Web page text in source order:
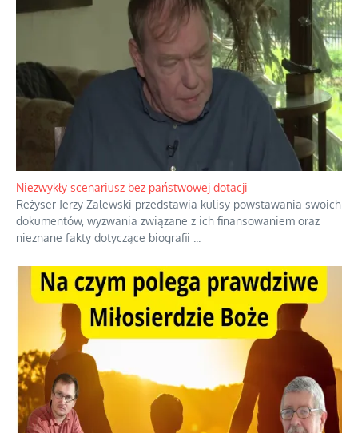
Niezwykły scenariusz bez państwowej dotacji
Reżyser Jerzy Zalewski przedstawia kulisy powstawania swoich
dokumentów, wyzwania związane z ich finansowaniem oraz
nieznane fakty dotyczące biografii